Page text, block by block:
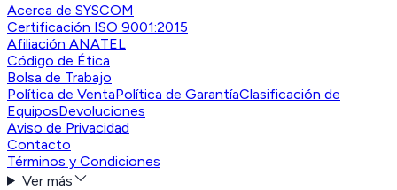
Acerca de SYSCOM
Certificación ISO 9001:2015
Afiliación ANATEL
Código de Ética
Bolsa de Trabajo
Política de VentaPolítica de GarantíaClasificación de
EquiposDevoluciones
Aviso de Privacidad
Contacto
Términos y Condiciones
Ver más